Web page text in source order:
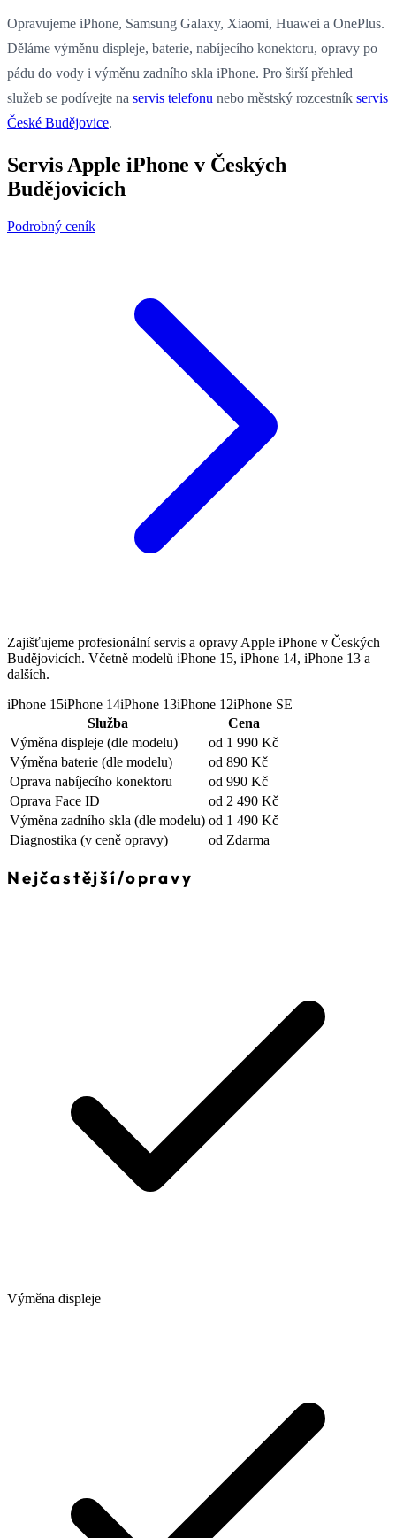
Opravujeme iPhone, Samsung Galaxy, Xiaomi, Huawei a OnePlus.
Děláme výměnu displeje, baterie, nabíjecího konektoru, opravy po
pádu do vody i výměnu zadního skla iPhone. Pro širší přehled
služeb se podívejte na servis telefonu nebo městský rozcestník servis
České Budějovice.
Servis Apple iPhone v Českých
Budějovicích
Podrobný ceník
Zajišťujeme profesionální servis a opravy Apple iPhone v Českých
Budějovicích. Včetně modelů iPhone 15, iPhone 14, iPhone 13 a
dalších.
iPhone 15iPhone 14iPhone 13iPhone 12iPhone SE
Služba
Cena
Výměna displeje (dle modelu)
od 1 990 Kč
Výměna baterie (dle modelu)
od 890 Kč
Oprava nabíjecího konektoru
od 990 Kč
Oprava Face ID
od 2 490 Kč
Výměna zadního skla (dle modelu) od 1 490 Kč
Diagnostika (v ceně opravy) od Zdarma
Nejčastější/opravy
Výměna displeje